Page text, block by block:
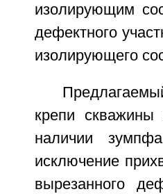
изолирующим
дефектного
изолирующего
крепи скважины
наличии
исключение
вырезанного